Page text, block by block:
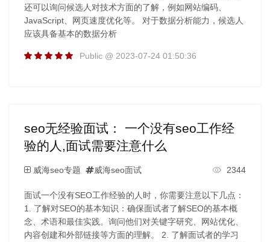
还可以询问候选人对技术方面的了解，例如网站编码、
JavaScript、网页速度优化等。 对于数据分析能力，候选人
应该具备基本的数据分析
Public @ 2023-07-24 01:50:36
seo无经验面试： 一个没有seo工作经
验的人,面试需要注意什么
威海seo专题 威海seo面试 2344
面试一个没有SEO工作经验的人时，你需要注意以下几点：
1. 了解对SEO的基本知识：确保面试者了解SEO的基本概
念、术语和最佳实践。询问他们对关键字研究、网站优化、
内容创建和外部链接等方面的理解。 2. 了解面试者的学习